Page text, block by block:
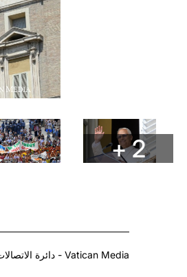
+ 2
Copyright © دائرة الاتصالات - Vatican Media